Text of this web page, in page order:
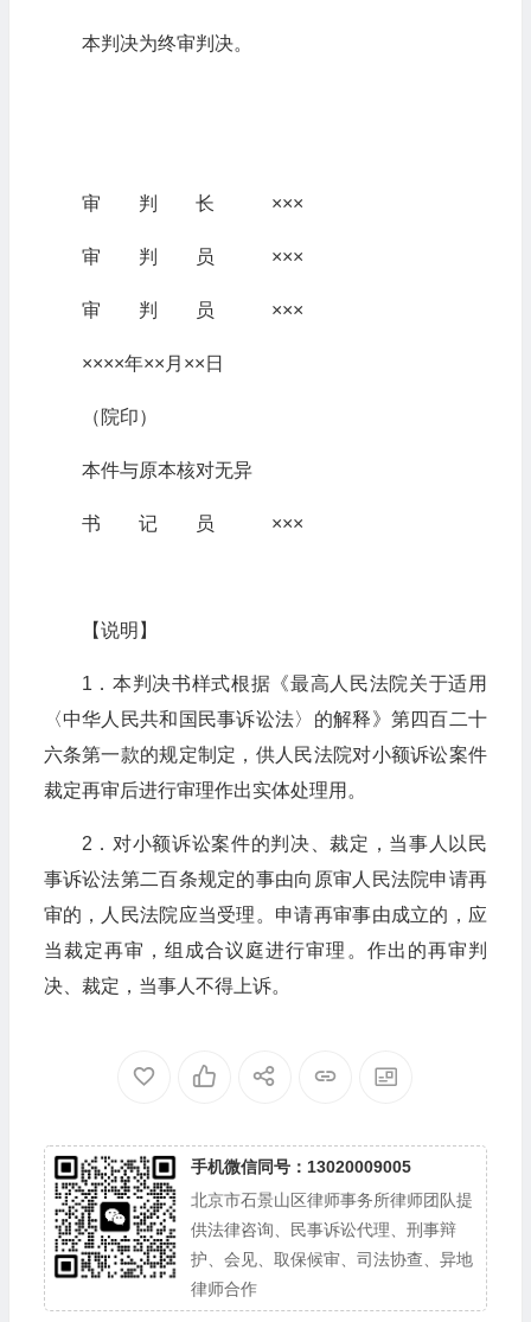
本判决为终审判决。
审 判 长 ×××
审 判 员 ×××
审 判 员 ×××
××××年××月××日
（院印）
本件与原本核对无异
书 记 员 ×××
【说明】
1．本判决书样式根据《最高人民法院关于适用
〈中华人民共和国民事诉讼法〉的解释》第四百二十
六条第一款的规定制定，供人民法院对小额诉讼案件
裁定再审后进行审理作出实体处理用。
2．对小额诉讼案件的判决、裁定，当事人以民
事诉讼法第二百条规定的事由向原审人民法院申请再
审的，人民法院应当受理。申请再审事由成立的，应
当裁定再审，组成合议庭进行审理。作出的再审判
决、裁定，当事人不得上诉。
手机微信同号：13020009005
北京市石景山区律师事务所律师团队提
供法律咨询、民事诉讼代理、刑事辩
护、会见、取保候审、司法协查、异地
律师合作